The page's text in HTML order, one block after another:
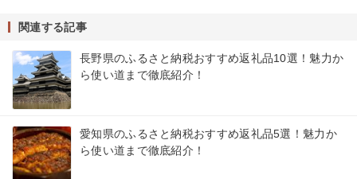
関連する記事
長野県のふるさと納税おすすめ返礼品10選！魅力か
ら使い道まで徹底紹介！
愛知県のふるさと納税おすすめ返礼品5選！魅力か
ら使い道まで徹底紹介！